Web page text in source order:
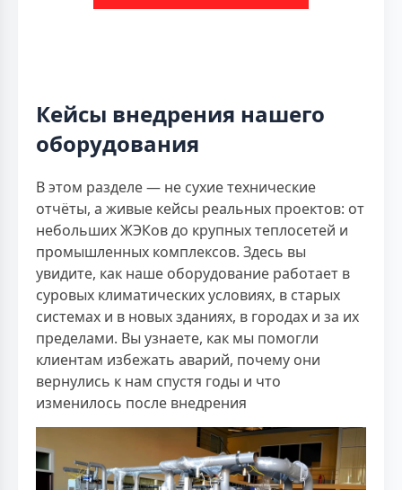
Кейсы внедрения нашего
оборудования
В этом разделе — не сухие технические
отчёты, а живые кейсы реальных проектов: от
небольших ЖЭКов до крупных теплосетей и
промышленных комплексов. Здесь вы
увидите, как наше оборудование работает в
суровых климатических условиях, в старых
системах и в новых зданиях, в городах и за их
пределами. Вы узнаете, как мы помогли
клиентам избежать аварий, почему они
вернулись к нам спустя годы и что
изменилось после внедрения